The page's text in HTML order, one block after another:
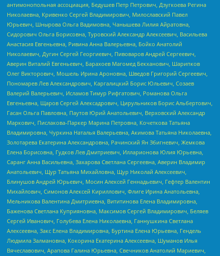
антимонопольная ассоциация, Бедушев Петр Петрович, Дзугкоева Регина
Николаевна, Кривенко Сергей Владимирович, Милославский Павел
Юрьевич, Шнырова Ольга Вадимовна, Чанышева Лилия Айратовна,
Сидорович Ольга Борисовна, Туровский Александр Алексеевич, Васильева
Анастасия Евгеньевна, Ривина Анна Валерьевна, Бойко Анатолий
Николаевич, Дугин Сергей Георгиевич, Пивоваров Андрей Сергеевич,
Аверин Виталий Евгеньевич, Барахоев Магомед Бекханович, Шарипков
Олег Викторович, Мошель Ирина Ароновна, Шведов Григорий Сергеевич,
Пономарев Лев Александрович, Каргалицкий Борис Юльевич, Созаев
Валерий Валерьевич, Исламов Тимур Рифгатович, Романова Ольга
Евгеньевна, Щаров Сергей Алексадрович, Цирульников Борис Альбертович,
Гасан Ольга Павловна, Паутов Юрий Анатольевич, Верховский Александр
Маркович, Пислакова-Паркер Марина Петровна, Кочеткова Татьяна
Владимировна, Чуркина Наталья Валерьевна, Акимова Татьяна Николаевна,
Золотарева Екатерина Александровна, Рачинский Ян Збигневич, Жемкова
Елена Борисовна, Гудков Лев Дмитриевич, Илларионова Юлия Юрьевна,
Саранг Анна Васильевна, Захарова Светлана Сергеевна, Аверин Владимир
Анатольевич, Щур Татьяна Михайловна, Щур Николай Алексеевич,
Блинушов Андрей Юрьевич, Мосин Алексей Геннадьевич, Гефтер Валентин
Михайлович, Симонов Алексей Кириллович, Флиге Ирина Анатольевна,
Мельникова Валентина Дмитриевна, Вититинова Елена Владимировна,
Баженова Светлана Куприяновна, Максимов Сергей Владимирович, Беляев
Сергей Иванович, Голубева Елена Николаевна, Ганнушкина Светлана
Алексеевна, Закс Елена Владимировна, Буртина Елена Юрьевна, Гендель
Людмила Залмановна, Кокорина Екатерина Алексеевна, Шуманов Илья
Вячеславович, Арапова Галина Юрьевна, Свечников Анатолий Мариевич,